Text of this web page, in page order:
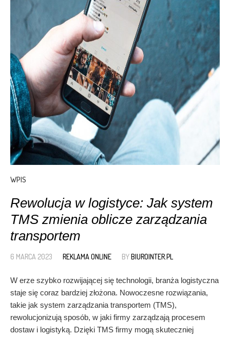
WPIS
Rewolucja w logistyce: Jak system
TMS zmienia oblicze zarządzania
transportem
6 MARCA 2023 REKLAMA ONLINE BYBIUROINTER.PL
W erze szybko rozwijającej się technologii, branża logistyczna
staje się coraz bardziej złożona. Nowoczesne rozwiązania,
takie jak system zarządzania transportem (TMS),
rewolucjonizują sposób, w jaki firmy zarządzają procesem
dostaw i logistyką. Dzięki TMS firmy mogą skuteczniej